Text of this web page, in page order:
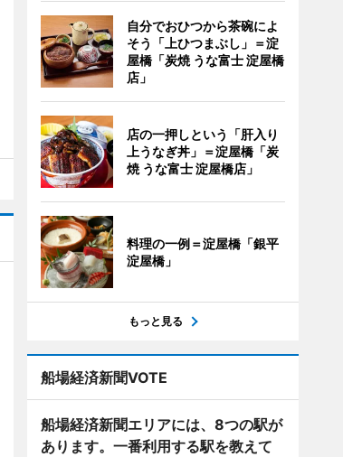
自分でおひつから茶碗によ
そう「上ひつまぶし」＝淀
屋橋「炭焼 うな富士 淀屋橋
店」
店の一押しという「肝入り
上うなぎ丼」＝淀屋橋「炭
焼 うな富士 淀屋橋店」
料理の一例＝淀屋橋「銀平
淀屋橋」
もっと見る
船場経済新聞VOTE
船場経済新聞エリアには、8つの駅が
あります。一番利用する駅を教えて